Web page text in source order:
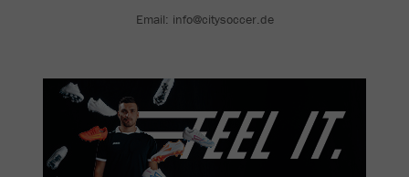
Email: info@citysoccer.de